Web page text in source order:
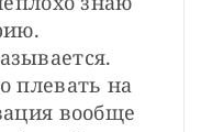
плевать на
вообще